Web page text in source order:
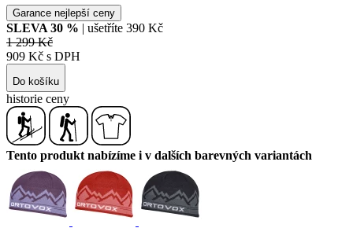
Garance nejlepší ceny
SLEVA 30 % | ušetříte 390 Kč
1 299 Kč
909 Kč s DPH
Do košíku
historie ceny
Tento produkt nabízíme i v dalších barevných variantách